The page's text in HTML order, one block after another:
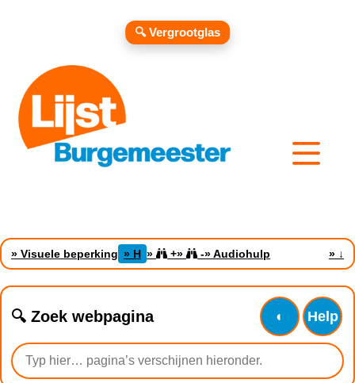
» Visuele beperking » H » +» -» Audiohulp » ↓
🔍 Zoek webpagina ◐ Help
🔍 Vergrootglas